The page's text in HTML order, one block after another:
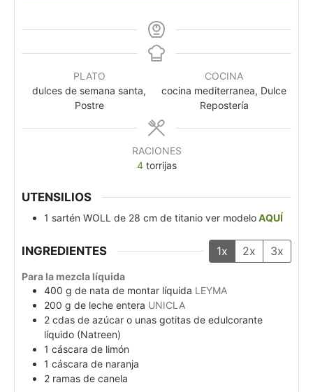
PLATO
dulces de semana santa,
Postre
COCINA
cocina mediterranea, Dulce
Repostería
RACIONES
4 torrijas
UTENSILIOS
1 sartén WOLL de 28 cm de titanio ver modeloAQUÍ
INGREDIENTES 1x 2x 3x
Para la mezcla líquida
400 g de nata de montar líquida LEYMA
200 g de leche entera UNICLA
2 cdas de azúcar o unas gotitas de edulcorante
líquido (Natreen)
1 cáscara de limón
1 cáscara de naranja
2 ramas de canela